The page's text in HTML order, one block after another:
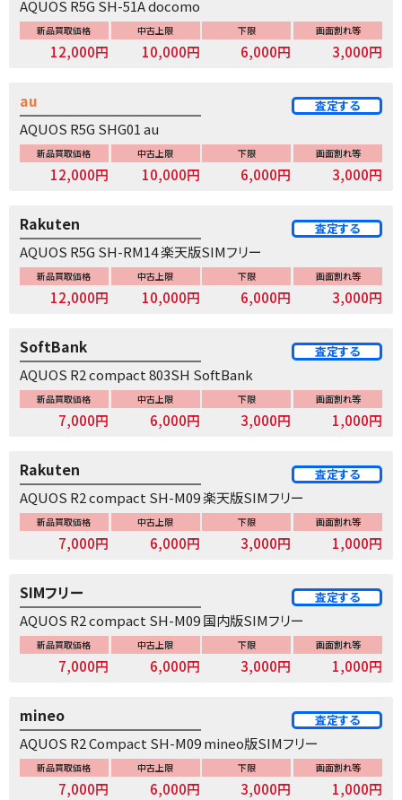
AQUOS R5G SH-51A docomo
新品買取価格
12,000円
中古上限
10,000円
下限
6,000円
画面割れ等
3,000円
AQUOS R5G SHG01 au
au 査定する
新品買取価格
12,000円
中古上限
10,000円
下限
6,000円
画面割れ等
3,000円
AQUOS R5G SH-RM14 楽天版SIMフリー
Rakuten 査定する
新品買取価格
12,000円
中古上限
10,000円
下限
6,000円
画面割れ等
3,000円
AQUOS R2 compact 803SH SoftBank
SoftBank 査定する
新品買取価格
7,000円
中古上限
6,000円
下限
3,000円
画面割れ等
1,000円
AQUOS R2 compact SH-M09 楽天版SIMフリー
Rakuten 査定する
新品買取価格
7,000円
中古上限
6,000円
下限
3,000円
画面割れ等
1,000円
AQUOS R2 compact SH-M09 国内版SIMフリー
SIMフリー 査定する
新品買取価格
7,000円
中古上限
6,000円
下限
3,000円
画面割れ等
1,000円
AQUOS R2 Compact SH-M09 mineo版SIMフリー
mineo 査定する
新品買取価格
7,000円
中古上限
6,000円
下限
3,000円
画面割れ等
1,000円